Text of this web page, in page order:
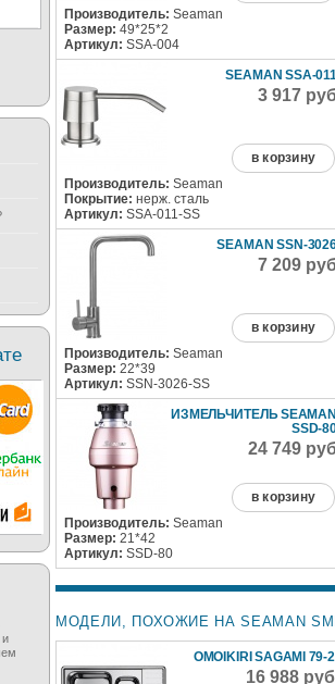
Производитель: Seaman
Размер: 49*25*2
Артикул: SSA-004
SEAMAN SSA-
3 917
в корзину
Производитель: Seaman
Покрытие: нерж. сталь
Артикул: SSA-011-SS
SEAMAN SSN-
7 209
в корзину
Производитель: Seaman
Размер: 22*39
Артикул: SSN-3026-SS
ИЗМЕЛЬЧИТЕЛЬ SEAMAN
SSD-
24 749
в корзину
Производитель: Seaman
Размер: 21*42
Артикул: SSD-80
МОДЕЛИ, ПОХОЖИЕ НА SEAMAN
OMOIKIRI SAGAMI 79-2
16 988 руб
и